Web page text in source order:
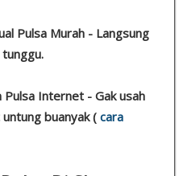
Pulsa Murah - Langsung
tunggu.
Internet - Gak usah
buanyak ( cara